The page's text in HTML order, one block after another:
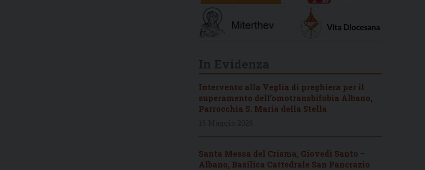
Intervento alla Veglia di preghiera per il
superamento dell’omotransbifobia Albano,
Parrocchia S. Maria della Stella
Santa Messa del Crisma, Giovedì Santo –
Albano, Basilica Cattedrale San Pancrazio